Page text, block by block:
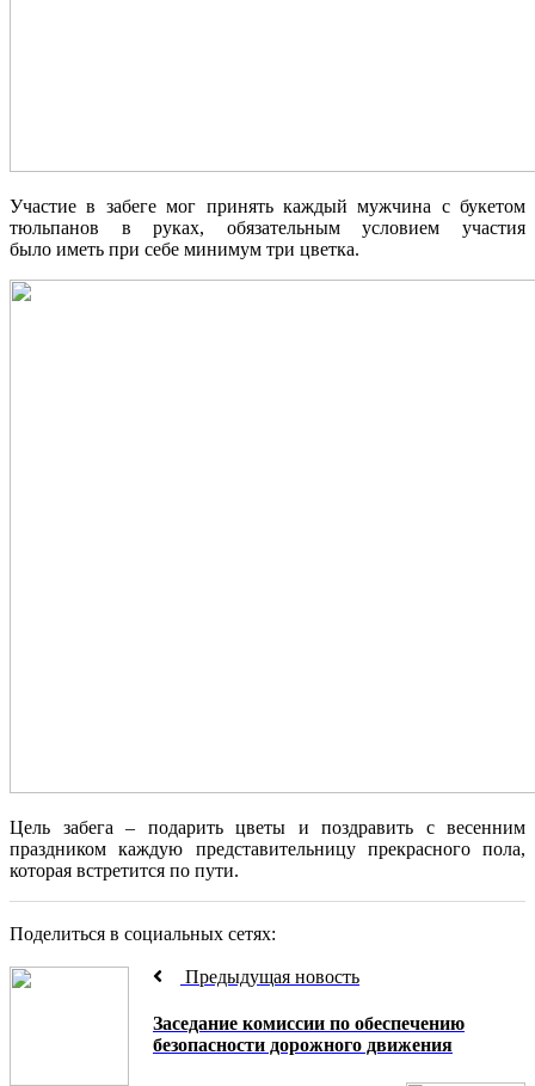
Участие в забеге мог принять каждый мужчина с букетом
тюльпанов в руках, обязательным условием участия
было иметь при себе минимум три цветка.
Цель забега – подарить цветы и поздравить с весенним
праздником каждую представительницу прекрасного пола,
которая встретится по пути.
Поделиться в социальных сетях:
Предыдущая новость
Заседание комиссии по обеспечению
безопасности дорожного движения